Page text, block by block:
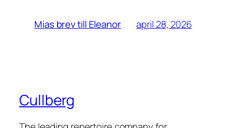
Mias brev till Eleanor april 28, 2026
Cullberg